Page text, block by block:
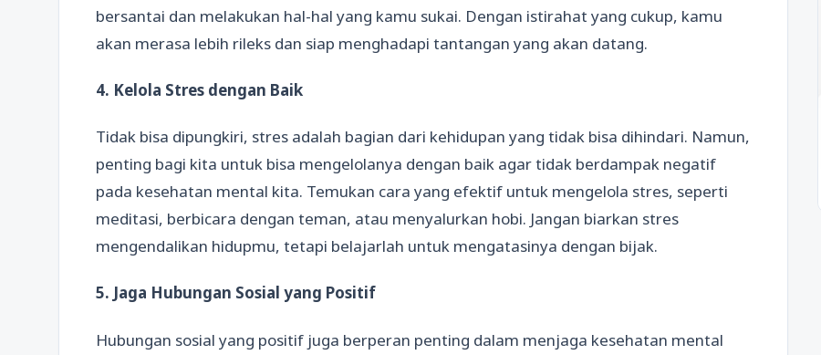
bersantai dan melakukan hal-hal yang kamu sukai. Dengan istirahat yang cukup, kamu
akan merasa lebih rileks dan siap menghadapi tantangan yang akan datang.
4. Kelola Stres dengan Baik
Tidak bisa dipungkiri, stres adalah bagian dari kehidupan yang tidak bisa dihindari. Namun,
penting bagi kita untuk bisa mengelolanya dengan baik agar tidak berdampak negatif
pada kesehatan mental kita. Temukan cara yang efektif untuk mengelola stres, seperti
meditasi, berbicara dengan teman, atau menyalurkan hobi. Jangan biarkan stres
mengendalikan hidupmu, tetapi belajarlah untuk mengatasinya dengan bijak.
5. Jaga Hubungan Sosial yang Positif
Hubungan sosial yang positif juga berperan penting dalam menjaga kesehatan mental